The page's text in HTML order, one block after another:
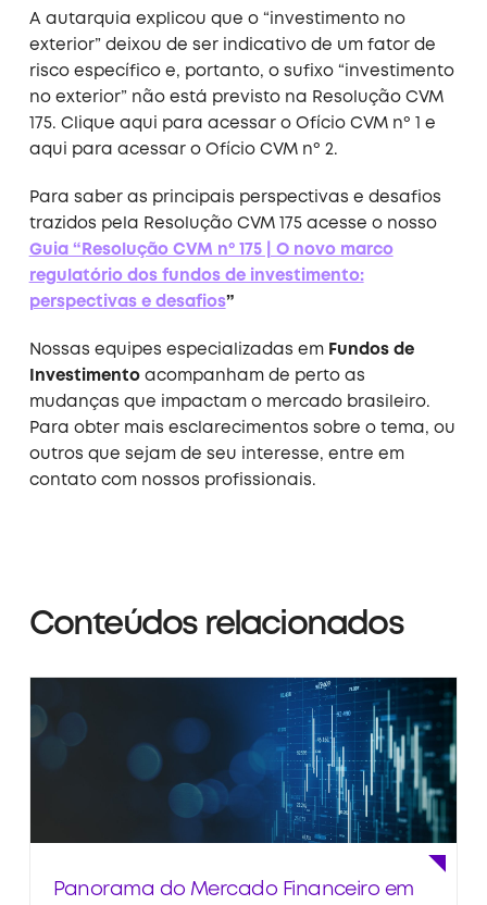
A autarquia explicou que o “investimento no
exterior” deixou de ser indicativo de um fator de
risco específico e, portanto, o sufixo “investimento
no exterior” não está previsto na Resolução CVM
175. Clique aqui para acessar o Ofício CVM nº 1 e
aqui para acessar o Ofício CVM nº 2.
Para saber as principais perspectivas e desafios
trazidos pela Resolução CVM 175 acesse o nosso
Guia “Resolução CVM nº 175 | O novo marco
regulatório dos fundos de investimento:
perspectivas e desafios”
Nossas equipes especializadas em Fundos de
Investimento acompanham de perto as
mudanças que impactam o mercado brasileiro.
Para obter mais esclarecimentos sobre o tema, ou
outros que sejam de seu interesse, entre em
contato com nossos profissionais.
Conteúdos relacionados
Panorama do Mercado Financeiro em